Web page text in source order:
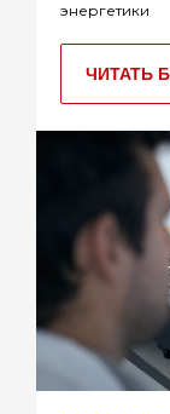
энергетики
ЧИТАТЬ